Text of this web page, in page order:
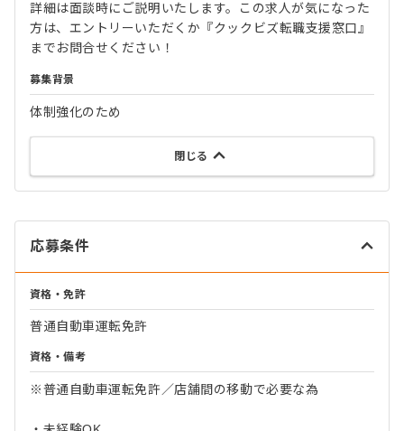
詳細は面談時にご説明いたします。この求人が気になった
方は、エントリーいただくか『クックビズ転職支援窓口』
までお問合せください！
募集背景
体制強化のため
閉じる
応募条件
資格・免許
普通自動車運転免許
資格・備考
※普通自動車運転免許／店舗間の移動で必要な為